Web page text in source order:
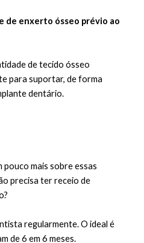
de enxerto ósseo prévio ao
de tecido ósseo
para suportar, de forma
dentário.
pouco mais sobre essas
precisa ter receio de
regularmente. O ideal é
de 6 em 6 meses.